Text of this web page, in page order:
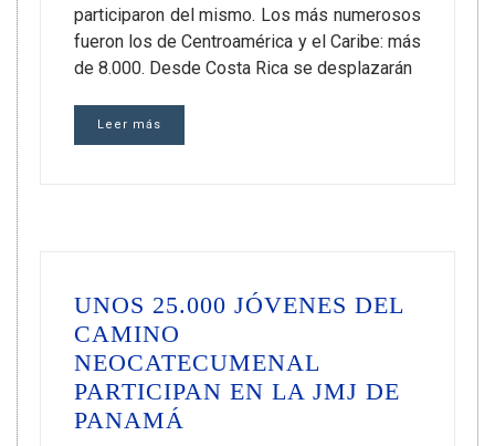
participaron del mismo. Los más numerosos
fueron los de Centroamérica y el Caribe: más
de 8.000. Desde Costa Rica se desplazarán
Leer más
UNOS 25.000 JÓVENES DEL
CAMINO
NEOCATECUMENAL
PARTICIPAN EN LA JMJ DE
PANAMÁ